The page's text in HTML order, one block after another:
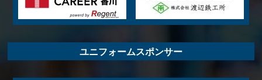
ユニフォームスポンサー